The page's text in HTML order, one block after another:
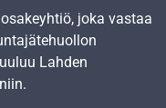
joka vastaa
Lahden